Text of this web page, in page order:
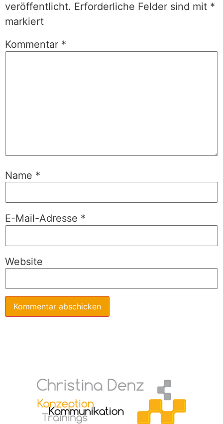
veröffentlicht. Erforderliche Felder sind mit *
markiert
Kommentar *
Name *
E-Mail-Adresse *
Website